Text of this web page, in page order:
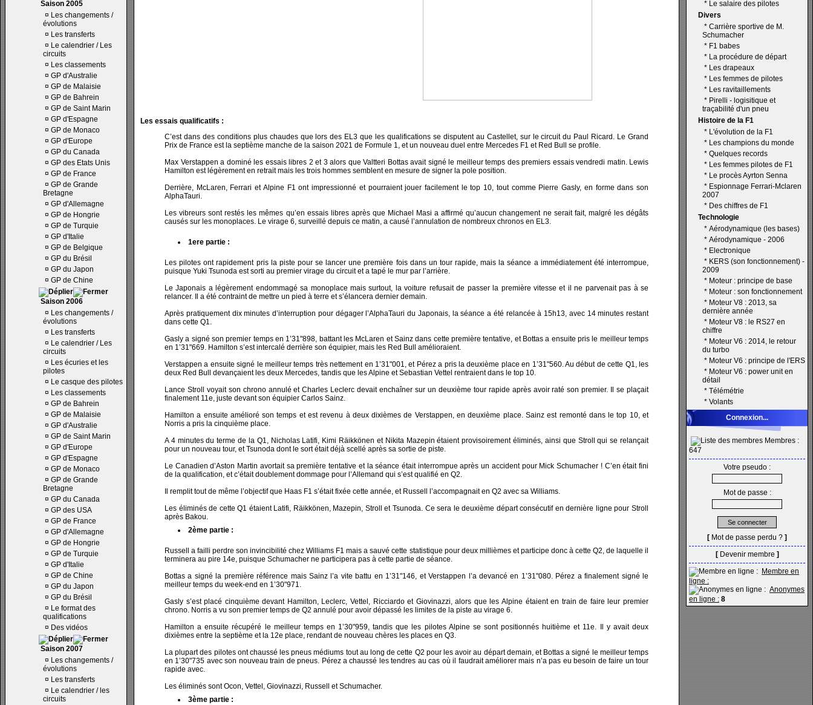
Saison 2005
¤ Les changements /
évolutions
¤ Les transferts
¤ Le calendrier / Les
circuits
¤ Les classements
¤ GP d'Australie
¤ GP de Malaisie
¤ GP de Bahrein
¤ GP de Saint Marin
¤ GP d'Espagne
¤ GP de Monaco
¤ GP d'Europe
¤ GP du Canada
¤ GP des Etats Unis
¤ GP de France
¤ GP de Grande
Bretagne
¤ GP d'Allemagne
¤ GP de Hongrie
¤ GP de Turquie
¤ GP d'Italie
¤ GP de Belgique
¤ GP du Brésil
¤ GP du Japon
¤ GP de Chine
Saison 2006
¤ Les changements /
évolutions
¤ Les transferts
¤ Le calendrier / Les
circuits
¤ Les écuries et les
pilotes
¤ Le casque des pilotes
¤ Les classements
¤ GP de Bahrein
¤ GP de Malaisie
¤ GP d'Australie
¤ GP de Saint Marin
¤ GP d'Europe
¤ GP d'Espagne
¤ GP de Monaco
¤ GP de Grande
Bretagne
¤ GP du Canada
¤ GP des USA
¤ GP de France
¤ GP d'Allemagne
¤ GP de Hongrie
¤ GP de Turquie
¤ GP d'Italie
¤ GP de Chine
¤ GP du Japon
¤ GP du Brésil
¤ Le format des
qualifications
¤ Des vidéos
Saison 2007
¤ Les changements /
évolutions
¤ Les transferts
¤ Le calendrier / les
circuits
Les essais qualificatifs :
C’est dans des conditions plus chaudes que lors des EL3 que les qualifications se disputent au Castellet, sur le circuit du Paul Ricard. Le Grand
Prix de France est la septième manche de la saison 2021 de Formule 1, et un nouveau duel entre Mercedes F1 et Red Bull se profile.
Max Verstappen a dominé les essais libres 2 et 3 alors que Valtteri Bottas avait signé le meilleur temps des premiers essais vendredi matin. Lewis
Hamilton est légèrement en retrait mais les trois hommes semblent en mesure de signer la pole position.
Derrière, McLaren, Ferrari et Alpine F1 ont impressionné et pourraient jouer facilement le top 10, tout comme Pierre Gasly, en forme dans son
AlphaTauri.
Les vibreurs sont restés les mêmes qu’en essais libres après que Michael Masi a affirmé qu’aucun changement ne serait fait, malgré les dégâts
causés sur les monoplaces. Le virage 6, surveillé depuis ce matin, a causé l’annulation de nombreux chronos en EL3.
1ere partie :
Les pilotes ont rapidement pris la piste pour se lancer une première fois dans un tour rapide, mais la séance a immédiatement été interrompue,
puisque Yuki Tsunoda est sorti au premier virage du circuit et a tapé le mur par l’arrière.
Le Japonais a légèrement endommagé sa monoplace mais surtout, la voiture refusait de passer la première vitesse et il ne parvenait pas à se
relancer. Il a été contraint de mettre un pied à terre et s’élancera dernier demain.
Après pratiquement dix minutes d’interruption pour dégager l’AlphaTauri du Japonais, la séance a été relancée à 15h13, avec 14 minutes restant
dans cette Q1.
Gasly a signé son premier temps en 1’31"898, battant les McLaren et Sainz dans cette première tentative, et Bottas a ensuite pris le meilleur temps
en 1’31"669. Hamilton s’est intercalé derrière son équipier, mais les Red Bull amélioraient.
Verstappen a ensuite signé le meilleur temps très nettement en 1’31"001, et Pérez a pris la deuxième place en 1’31"560. Au début de cette Q1, les
deux Red Bull devançaient les deux Mercedes, tandis que les Alpine et Sebastian Vettel rentraient dans le top 10.
Lance Stroll voyait son chrono annulé et Charles Leclerc devait enchaîner sur un deuxième tour rapide après avoir raté son premier. Il se plaçait
finalement 11e, juste devant son équipier Carlos Sainz.
Hamilton a ensuite amélioré son temps et est revenu à deux dixièmes de Verstappen, en deuxième place. Sainz est remonté dans le top 10, et
Norris a pris la cinquième place.
A 4 minutes du terme de la Q1, Nicholas Latifi, Kimi Räikkönen et Nikita Mazepin étaient provisoirement éliminés, ainsi que Stroll qui se relançait
pour un nouveau tour, et Tsunoda dont le sort était déjà scellé après sa sortie de piste.
Le Canadien d’Aston Martin avortait sa première tentative et la séance était interrompue après un accident pour Mick Schumacher ! C’en était fini
de la qualification, et c’était doublement dommage pour l’Allemand qui s’est qualifié en Q2.
Il remplit tout de même l’objectif que Haas F1 s’était fixée cette année, et Russell l’accompagnait en Q2 avec sa Williams.
Les éliminés de cette Q1 étaient Latifi, Räikkönen, Mazepin, Stroll et Tsunoda. Ce sera le deuxième départ consécutif en dernière ligne pour Stroll
après Bakou.
2ème partie :
Russell a failli perdre son invincibilité chez Williams F1 mais a sauvé cette statistique pour deux millièmes et participe donc à cette Q2, de laquelle il
terminera au pire 14e, puisque Schumacher ne participera pas à cette partie de séance.
Bottas a signé la première référence mais Sainz l’a vite battu en 1’31"146, et Verstappen l’a devancé en 1’31"080. Pérez a finalement signé le
meilleur temps du week-end en 1’30"971.
Gasly s’est placé cinquième devant Hamilton, Leclerc, Vettel, Ricciardo et Giovinazzi, alors que les Alpine étaient en train de faire leur premier
chrono. Norris a vu son premier temps de Q2 annulé pour avoir dépassé les limites de la piste au virage 6.
Hamilton a ensuite récupéré le meilleur temps en 1’30"959, tandis que les pilotes Alpine se sont positionnés huitième et 11e. Il y avait deux
dixièmes entre la septième et la 12e place, rendant de nouveau chères les places en Q3.
La plupart des pilotes ont chaussé les pneus médiums tout au long de cette Q2 pour les avoir au départ demain, et Bottas a signé le meilleur temps
en 1’30"735 avec son nouveau train de pneus. Pérez a chaussé les tendres au cas où il faudrait améliorer mais n’a pas eu besoin de faire un tour
rapide avec.
Les éliminés sont Ocon, Vettel, Giovinazzi, Russell et Schumacher.
3ème partie :
* Le salaire des pilotes
Divers
* Carrière sportive de M.
Schumacher
* F1 babes
* La procédure de départ
* Les drapeaux
* Les femmes de pilotes
* Les ravitaillements
* Pirelli - logisitique et
traçabilité d'un pneu
Histoire de la F1
* L'évolution de la F1
* Les champions du monde
* Quelques records
* Les femmes pilotes de F1
* Le procès Ayrton Senna
* Espionnage Ferrari-Mclaren
2007
* Des chiffres de F1
Technologie
* Aérodynamique (les bases)
* Aérodynamique - 2006
* Electronique
* KERS (son fonctionnement) -
2009
* Moteur : principe de base
* Moteur : son fonctionnement
* Moteur V8 : 2013, sa
dernière année
* Moteur V8 : le RS27 en
chiffre
* Moteur V6 : 2014, le retour
du turbo
* Moteur V6 : principe de l'ERS
* Moteur V6 : power unit en
détail
* Télémétrie
* Volants
Connexion...
Membres :
647
Votre pseudo :
Mot de passe :
[ Mot de passe perdu ? ]
[ Devenir membre ]
Membre en
ligne :
Anonymes
en ligne : 8